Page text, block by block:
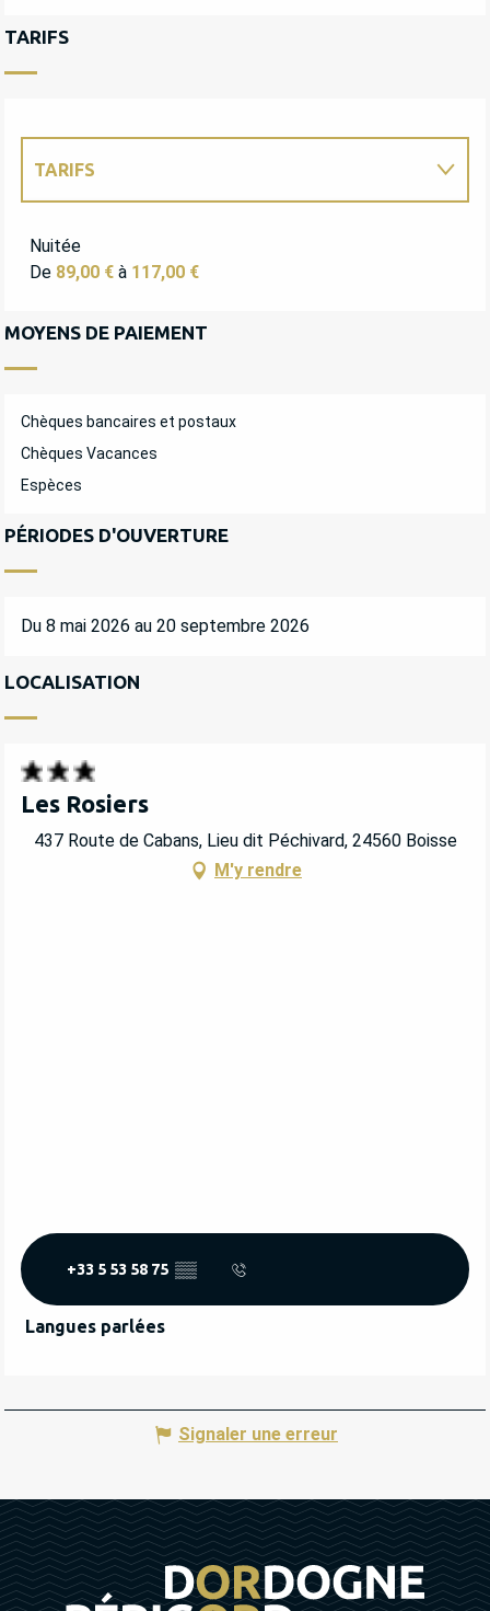
TARIFS
TARIFS
Nuitée
De 89,00 € à 117,00 €
MOYENS DE PAIEMENT
Chèques bancaires et postaux
Chèques Vacances
Espèces
PÉRIODES D'OUVERTURE
Du 8 mai 2026 au 20 septembre 2026
LOCALISATION
Les Rosiers
437 Route de Cabans, Lieu dit Péchivard, 24560 Boisse
M'y rendre
+33 5 53 58 75 ▒▒
Langues parlées
Langues parlées
Signaler une erreur